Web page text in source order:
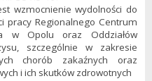
wzmocnienie wydolności do
pracy Regionalnego Centrum
w Opolu oraz Oddziałów
szczególnie w zakresie
chorób zakaźnych oraz
i ich skutków zdrowotnych